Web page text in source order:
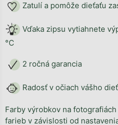
Zatulí a pomôže dieťaťu
Vďaka zipsu vytiahnete
°C
2 ročná garancia
Radosť v očiach vášho
Farby výrobkov na
farieb v závislosti od